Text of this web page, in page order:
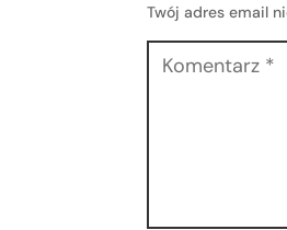
Twój adres email